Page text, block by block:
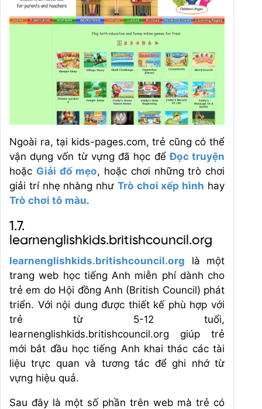
Ngoài ra, tại kids-pages.com, trẻ cũng có thể
vận dụng vốn từ vựng đã học đểĐọc truyện
hoặc Giải đố mẹo, hoặc chơi những trò chơi
giải trí nhẹ nhàng như Trò chơi xếp hình hay
Trò chơi tô màu.
1.7.
learnenglishkids.britishcouncil.org
learnenglishkids.britishcouncil.org là một
trang web học tiếng Anh miễn phí dành cho
trẻ em do Hội đồng Anh (British Council) phát
triển. Với nội dung được thiết kế phù hợp với
trẻ từ 5-12 tuổi,
learnenglishkids.britishcouncil.org giúp trẻ
mới bắt đầu học tiếng Anh khai thác các tài
liệu trực quan và tương tác để ghi nhớ từ
vựng hiệu quả.
Sau đây là một số phần trên web mà trẻ có